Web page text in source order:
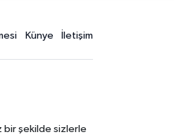
Künye İletişim
bir şekilde sizlerle